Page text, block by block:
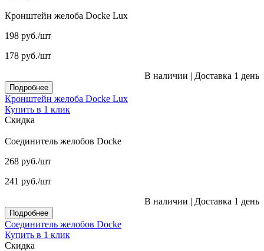
Кронштейн желоба Docke Lux
198 руб./шт
178 руб./шт
В наличии | Доставка 1 день
Подробнее
Кронштейн желоба Docke Lux
Купить в 1 клик
Скидка
Соединитель желобов Docke
268 руб./шт
241 руб./шт
В наличии | Доставка 1 день
Подробнее
Соединитель желобов Docke
Купить в 1 клик
Скидка